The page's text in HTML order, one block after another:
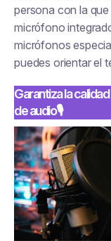
persona con la
micrófono
micrófonos
puedes orientar el
Garantiza la
de audio🎙